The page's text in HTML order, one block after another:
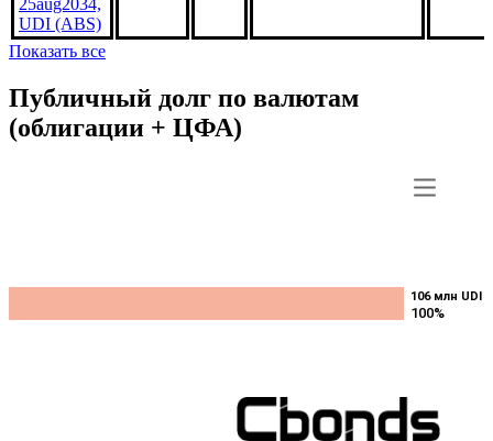
UDI (ABS)
Показать все
Публичный долг по валютам
(облигации + ЦФА)
106 млн UDI
100%
106 млн UDI
100%